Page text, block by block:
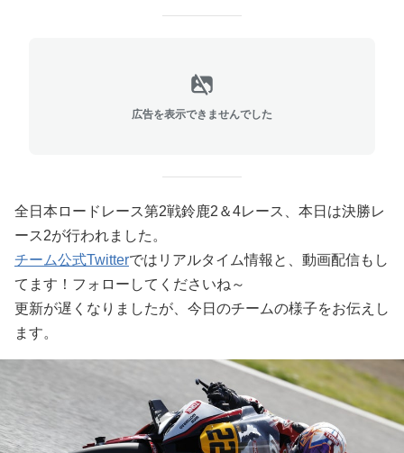
広告を表示できませんでした
全日本ロードレース第2戦鈴鹿2＆4レース、本日は決勝レ
ース2が行われました。
チーム公式Twitterではリアルタイム情報と、動画配信もし
てます！フォローしてくださいね～
更新が遅くなりましたが、今日のチームの様子をお伝えし
ます。